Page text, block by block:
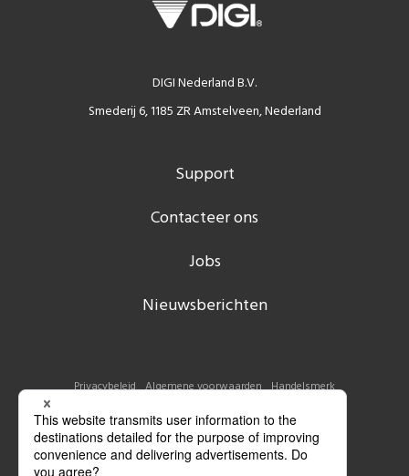
DIGI Nederland B.V.
Smederij 6, 1185 ZR Amstelveen, Nederland
Support
Contacteer ons
Jobs
Nieuwsberichten
Privacybeleid Algemene voorwaarden Handelsmerk